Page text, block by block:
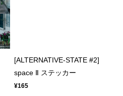
[ALTERNATIVE-STATE #2]
space Ⅱ ステッカー
¥165